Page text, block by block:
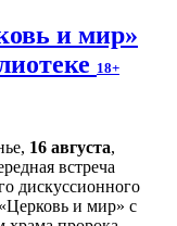
и мир»
18+
16 августа,
встреча
дискуссионного
и мир» с